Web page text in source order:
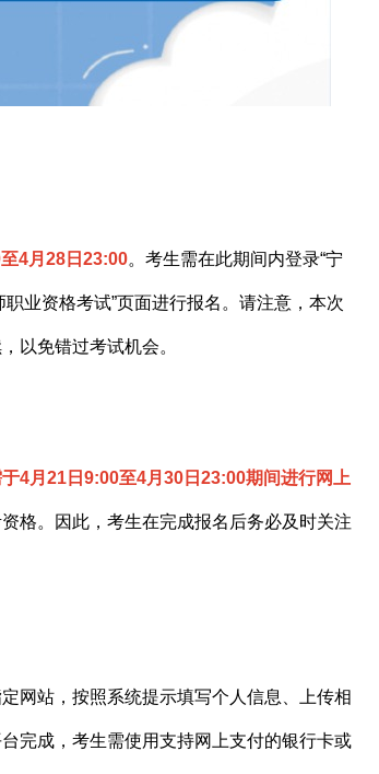
4月28日23:00。考生需在此期间内登录“宁
业资格考试”页面进行报名。请注意，本次
以免错过考试机会。
于4月21日9:00至4月30日23:00期间进行网上
格。因此，考生在完成报名后务必及时关注
网站，按照系统提示填写个人信息、上传相
完成，考生需使用支持网上支付的银行卡或